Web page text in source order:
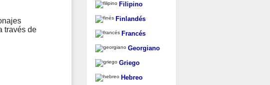
través de
Filipino
Finlandés
Francés
Georgiano
Griego
Hebreo